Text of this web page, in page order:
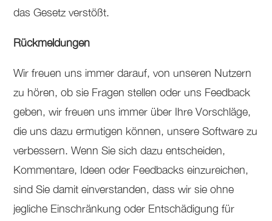
das Gesetz verstößt.
Rückmeldungen
Wir freuen uns immer darauf, von unseren Nutzern
zu hören, ob sie Fragen stellen oder uns Feedback
geben, wir freuen uns immer über Ihre Vorschläge,
die uns dazu ermutigen können, unsere Software zu
verbessern. Wenn Sie sich dazu entscheiden,
Kommentare, Ideen oder Feedbacks einzureichen,
sind Sie damit einverstanden, dass wir sie ohne
jegliche Einschränkung oder Entschädigung für